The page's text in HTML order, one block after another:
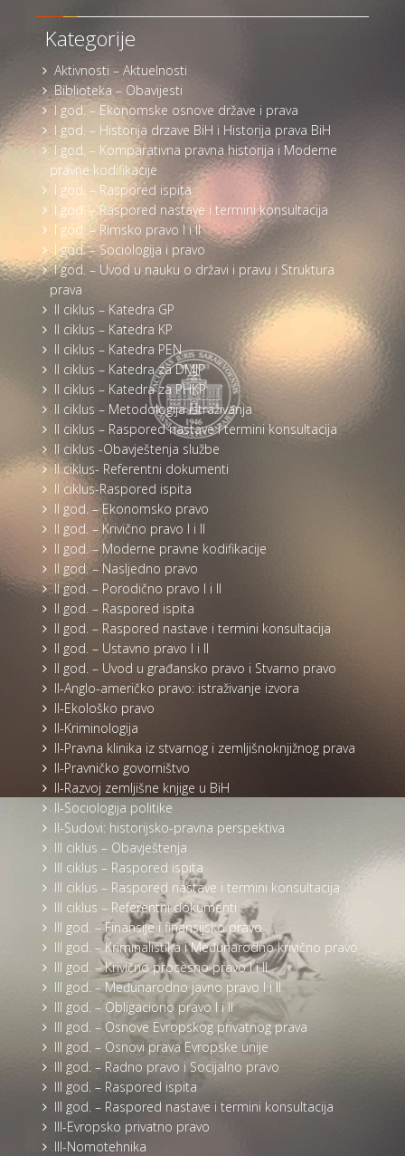
Kategorije
Aktivnosti – Aktuelnosti
Biblioteka – Obavijesti
I god. – Ekonomske osnove države i prava
I god. – Historija drzave BiH i Historija prava BiH
I god. – Komparativna pravna historija i Moderne
pravne kodifikacije
I god. – Raspored ispita
I god. – Raspored nastave i termini konsultacija
I god. – Rimsko pravo I i II
I god. – Sociologija i pravo
I god. – Uvod u nauku o državi i pravu i Struktura
prava
II ciklus – Katedra GP
II ciklus – Katedra KP
II ciklus – Katedra PEN
II ciklus – Katedra za DMJP
II ciklus – Katedra za PHKP
II ciklus – Metodologija istraživanja
II ciklus – Raspored nastave i termini konsultacija
II ciklus -Obavještenja službe
II ciklus- Referentni dokumenti
II ciklus-Raspored ispita
II god. – Ekonomsko pravo
II god. – Krivično pravo I i II
II god. – Moderne pravne kodifikacije
II god. – Nasljedno pravo
II god. – Porodično pravo I i II
II god. – Raspored ispita
II god. – Raspored nastave i termini konsultacija
II god. – Ustavno pravo I i II
II god. – Uvod u građansko pravo i Stvarno pravo
II-Anglo-američko pravo: istraživanje izvora
II-Ekološko pravo
II-Kriminologija
II-Pravna klinika iz stvarnog i zemljišnoknjižnog prava
II-Pravničko govorništvo
II-Razvoj zemljišne knjige u BiH
II-Sociologija politike
II-Sudovi: historijsko-pravna perspektiva
III ciklus – Obavještenja
III ciklus – Raspored ispita
III ciklus – Raspored nastave i termini konsultacija
III ciklus – Referentni dokumenti
III god. – Finansije i finansijsko pravo
III god. – Kriminalistika i Međunarodno krivično pravo
III god. – Krivično procesno pravo I i II
III god. – Međunarodno javno pravo I i II
III god. – Obligaciono pravo I i II
III god. – Osnove Evropskog privatnog prava
III god. – Osnovi prava Evropske unije
III god. – Radno pravo i Socijalno pravo
III god. – Raspored ispita
III god. – Raspored nastave i termini konsultacija
III-Evropsko privatno pravo
III-Nomotehnika